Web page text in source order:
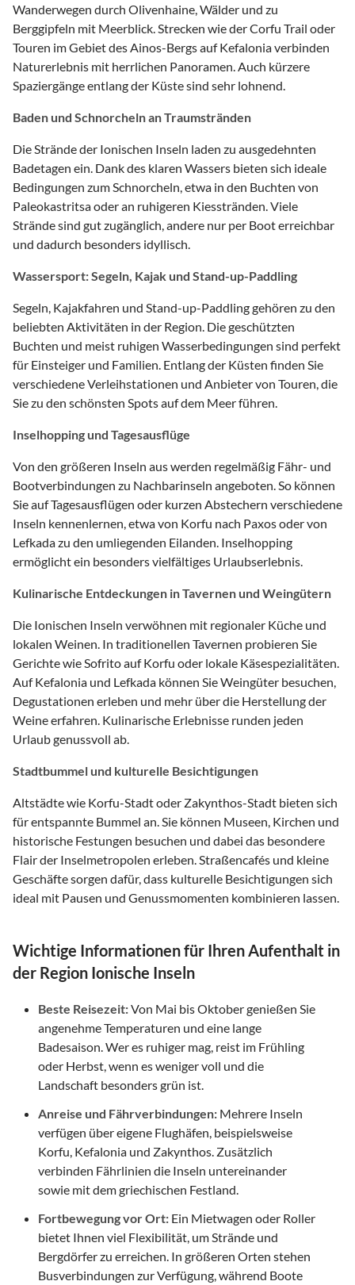
Wanderwegen durch Olivenhaine, Wälder und zu
Berggipfeln mit Meerblick. Strecken wie der Corfu Trail oder
Touren im Gebiet des Ainos-Bergs auf Kefalonia verbinden
Naturerlebnis mit herrlichen Panoramen. Auch kürzere
Spaziergänge entlang der Küste sind sehr lohnend.
Baden und Schnorcheln an Traumstränden
Die Strände der Ionischen Inseln laden zu ausgedehnten
Badetagen ein. Dank des klaren Wassers bieten sich ideale
Bedingungen zum Schnorcheln, etwa in den Buchten von
Paleokastritsa oder an ruhigeren Kiesstränden. Viele
Strände sind gut zugänglich, andere nur per Boot erreichbar
und dadurch besonders idyllisch.
Wassersport: Segeln, Kajak und Stand-up-Paddling
Segeln, Kajakfahren und Stand-up-Paddling gehören zu den
beliebten Aktivitäten in der Region. Die geschützten
Buchten und meist ruhigen Wasserbedingungen sind perfekt
für Einsteiger und Familien. Entlang der Küsten finden Sie
verschiedene Verleihstationen und Anbieter von Touren, die
Sie zu den schönsten Spots auf dem Meer führen.
Inselhopping und Tagesausflüge
Von den größeren Inseln aus werden regelmäßig Fähr- und
Bootverbindungen zu Nachbarinseln angeboten. So können
Sie auf Tagesausflügen oder kurzen Abstechern verschiedene
Inseln kennenlernen, etwa von Korfu nach Paxos oder von
Lefkada zu den umliegenden Eilanden. Inselhopping
ermöglicht ein besonders vielfältiges Urlaubserlebnis.
Kulinarische Entdeckungen in Tavernen und Weingütern
Die Ionischen Inseln verwöhnen mit regionaler Küche und
lokalen Weinen. In traditionellen Tavernen probieren Sie
Gerichte wie Sofrito auf Korfu oder lokale Käsespezialitäten.
Auf Kefalonia und Lefkada können Sie Weingüter besuchen,
Degustationen erleben und mehr über die Herstellung der
Weine erfahren. Kulinarische Erlebnisse runden jeden
Urlaub genussvoll ab.
Stadtbummel und kulturelle Besichtigungen
Altstädte wie Korfu-Stadt oder Zakynthos-Stadt bieten sich
für entspannte Bummel an. Sie können Museen, Kirchen und
historische Festungen besuchen und dabei das besondere
Flair der Inselmetropolen erleben. Straßencafés und kleine
Geschäfte sorgen dafür, dass kulturelle Besichtigungen sich
ideal mit Pausen und Genussmomenten kombinieren lassen.
Wichtige Informationen für Ihren Aufenthalt in
der Region Ionische Inseln
Beste Reisezeit:Von Mai bis Oktober genießen Sie
angenehme Temperaturen und eine lange
Badesaison. Wer es ruhiger mag, reist im Frühling
oder Herbst, wenn es weniger voll und die
Landschaft besonders grün ist.
Anreise und Fährverbindungen: Mehrere Inseln
verfügen über eigene Flughäfen, beispielsweise
Korfu, Kefalonia und Zakynthos. Zusätzlich
verbinden Fährlinien die Inseln untereinander
sowie mit dem griechischen Festland.
Fortbewegung vor Ort: Ein Mietwagen oder Roller
bietet Ihnen viel Flexibilität, um Strände und
Bergdörfer zu erreichen. In größeren Orten stehen
Busverbindungen zur Verfügung, während Boote